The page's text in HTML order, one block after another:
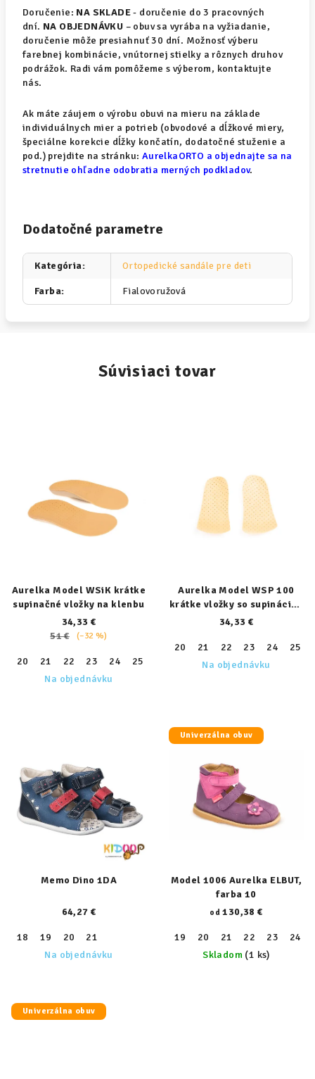
Doručenie: NA SKLADE- doručenie do 3 pracovných
dní. NA OBJEDNÁVKU – obuv sa vyrába na vyžiadanie,
doručenie môže presiahnuť 30 dní. Možnosť výberu
farebnej kombinácie, vnútornej stielky a rôznych druhov
podrážok. Radi vám pomôžeme s výberom, kontaktujte
nás.
Ak máte záujem o výrobu obuvi na mieru na základe
individuálnych mier a potrieb (obvodové a dĺžkové miery,
špeciálne korekcie dĺžky končatín, dodatočné stuženie a
pod.) prejdite na stránku: AurelkaORTO a objednajte sa na
stretnutie ohľadne odobratia merných podkladov.
Dodatočné parametre
Kategória: Ortopedické sandále pre deti
Farba: Fialovoružová
Súvisiaci tovar
Aurelka Model WSiK krátke
supinačné vložky na klenbu
34,33 €
51 €
(–32 %)
20 21 22 23 24 25 28 29 30
Na objednávku
Aurelka Model WSP 100
krátke vložky so supináciou
päty
34,33 €
20 21 22 23 24 25
Na objednávku
Memo Dino 1DA
64,27 €
18 19 20
21
Na objednávku
Univerzálna obuv
Model 1006 Aurelka ELBUT,
farba 10
od 130,38 €
19 20 21 22 23 24
Skladom (1 ks)
Univerzálna obuv